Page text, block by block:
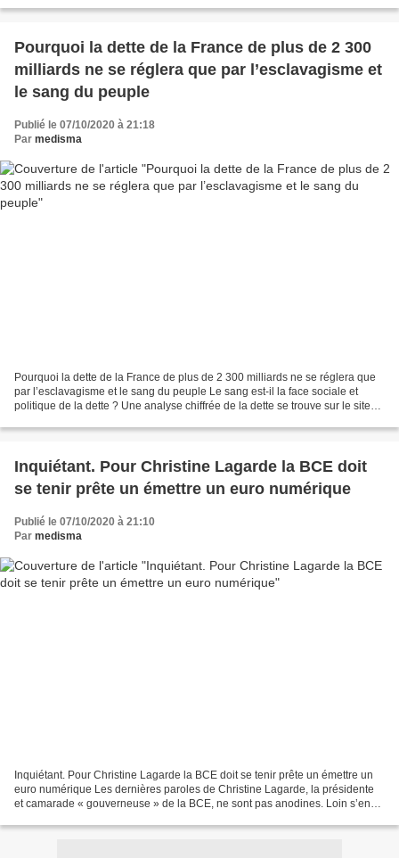
Pourquoi la dette de la France de plus de 2 300
milliards ne se réglera que par l’esclavagisme et
le sang du peuple
Publié le 07/10/2020 à 21:18
Par medisma
Pourquoi la dette de la France de plus de 2 300 milliards ne se réglera que
par l’esclavagisme et le sang du peuple Le sang est-il la face sociale et
politique de la dette ? Une analyse chiffrée de la dette se trouve sur le site
Inquiétant. Pour Christine Lagarde la BCE doit
se tenir prête un émettre un euro numérique
Publié le 07/10/2020 à 21:10
Par medisma
Inquiétant. Pour Christine Lagarde la BCE doit se tenir prête un émettre un
euro numérique Les dernières paroles de Christine Lagarde, la présidente
et camarade « gouverneuse » de la BCE, ne sont pas anodines. Loin s’en